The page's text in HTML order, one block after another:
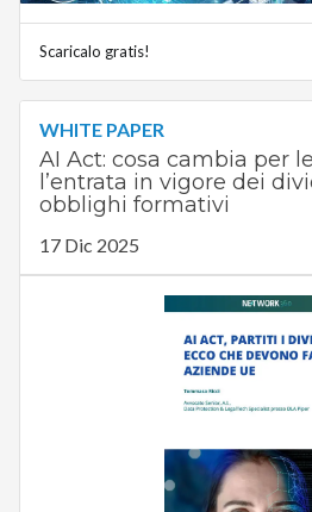
Scaricalo gratis!
WHITE PAPER
AI Act: cosa cambia per
l’entrata in vigore dei
obblighi formativi
17 Dic 2025